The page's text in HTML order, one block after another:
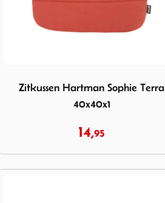
Zitkussen Hartman Sophie Terra
40x40x1
14,95